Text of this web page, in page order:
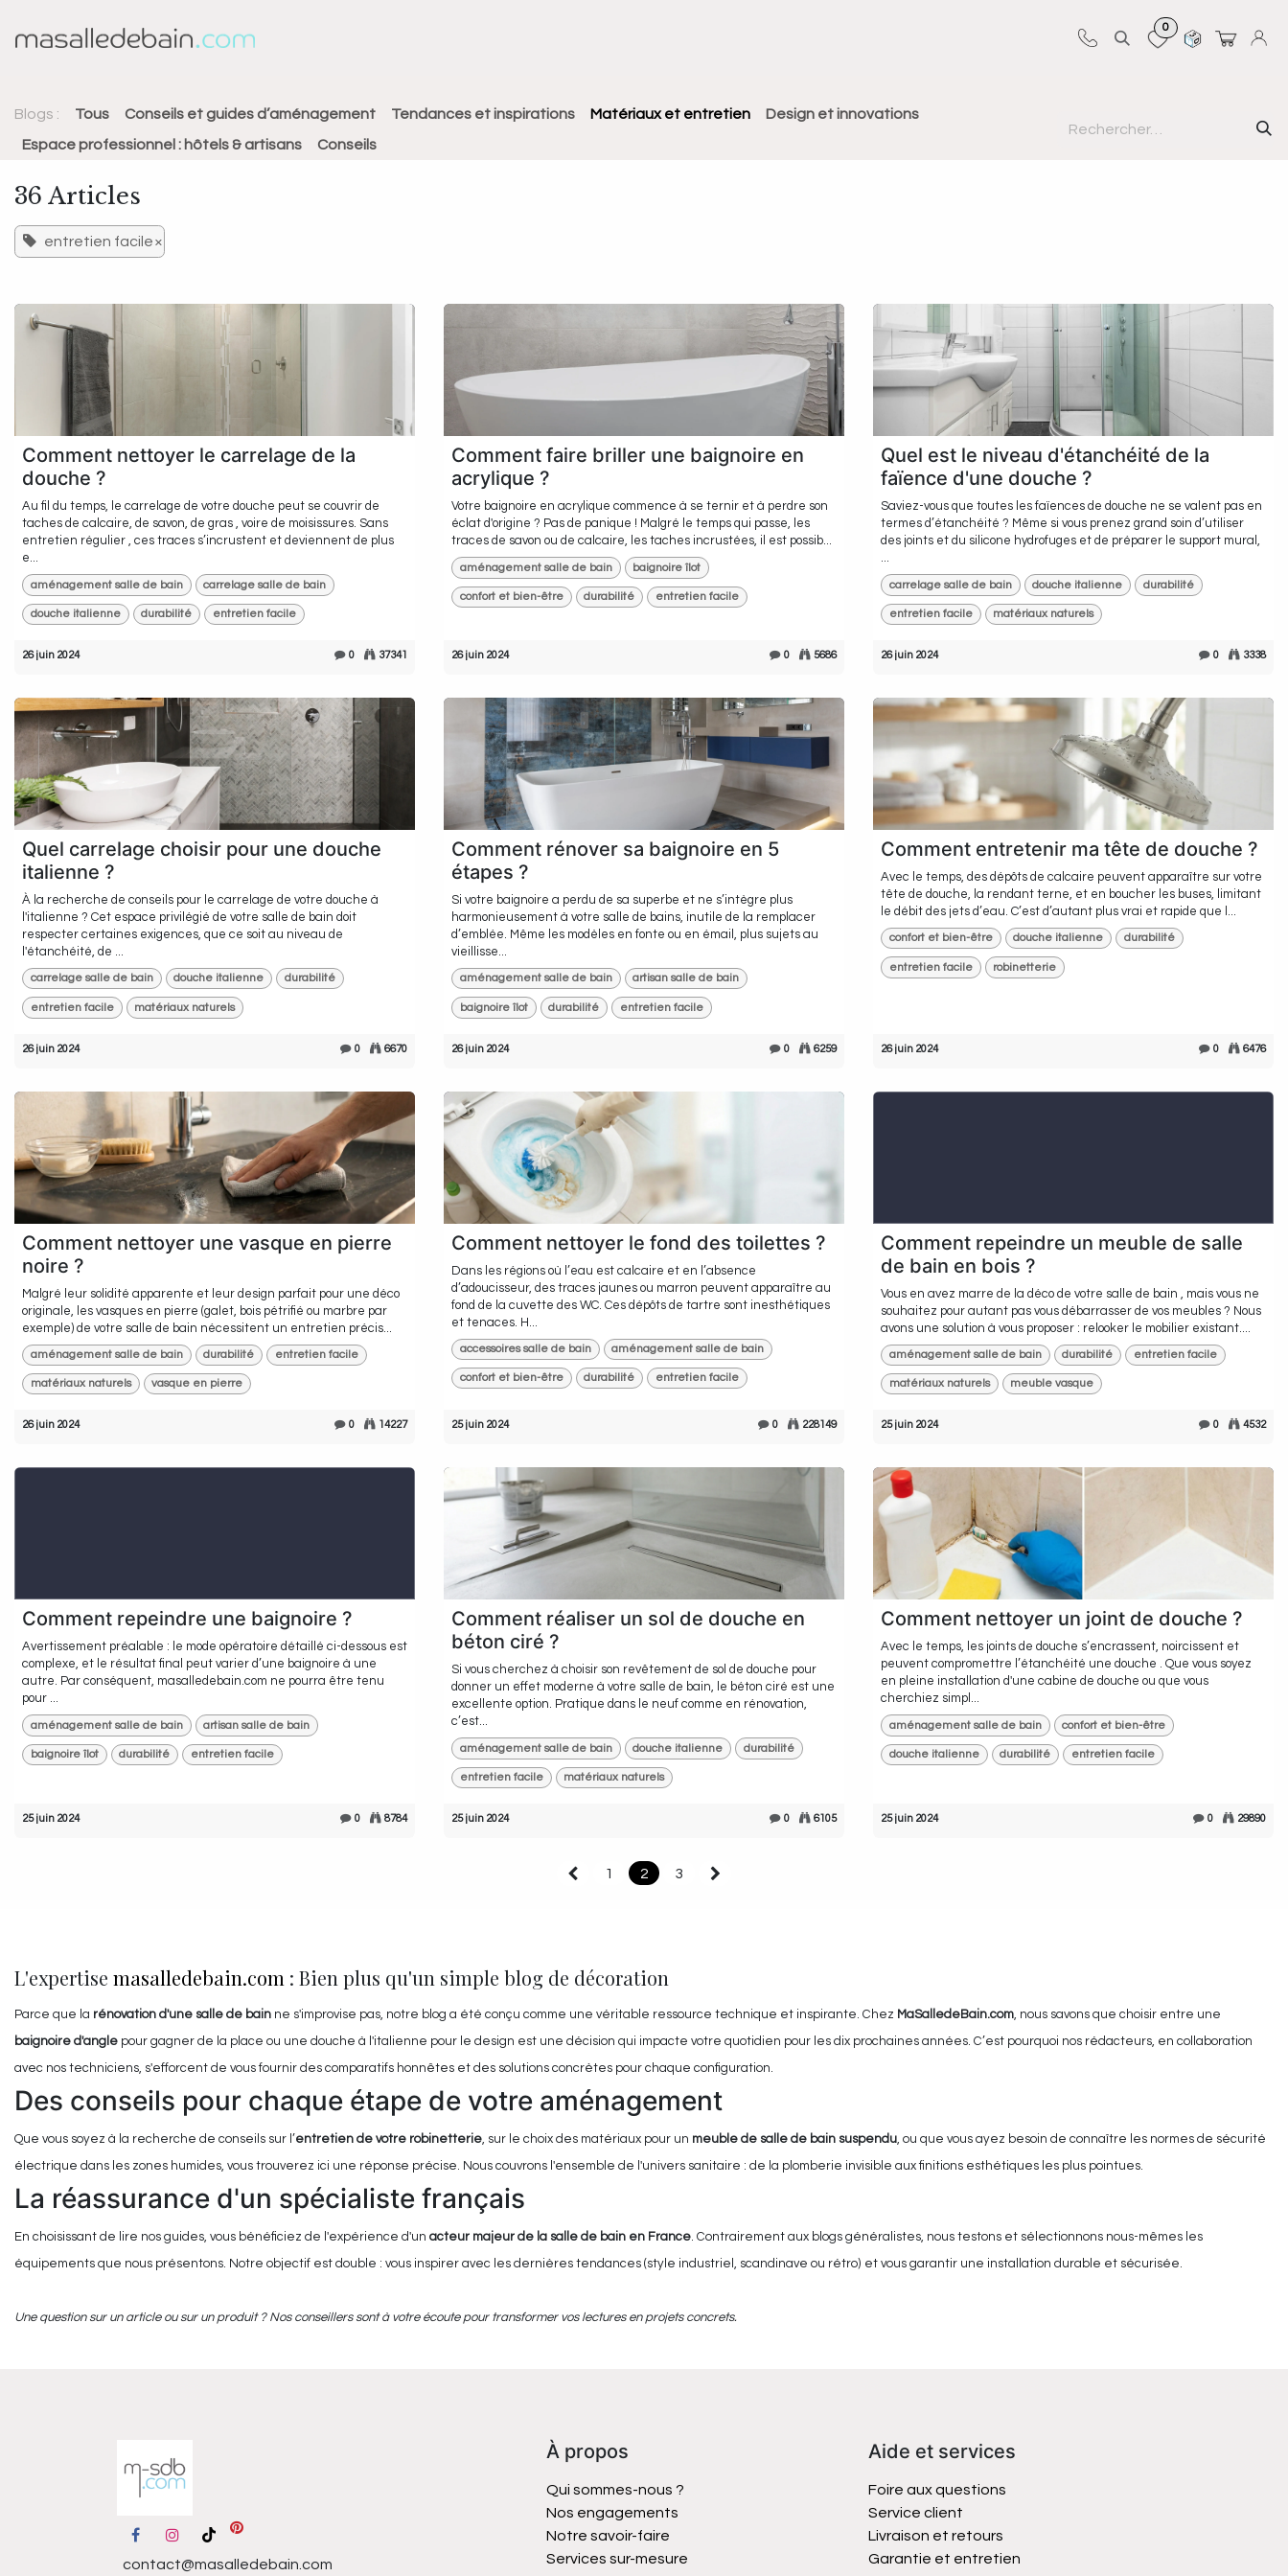
0
Blogs : Tous Conseils et guides d’aménagement Tendances et inspirations Matériaux et entretien
Design et innovations
Espace professionnel : hôtels & artisans
Conseils
36 Articles
entretien facile×
Comment nettoyer le carrelage de la
douche ?
Au fil du temps, le carrelage de votre douche peut se couvrir de
taches de calcaire, de savon, de gras , voire de moisissures. Sans
entretien régulier , ces traces s’incrustent et deviennent de plus
e...
aménagement salle de bain carrelage salle de bain
douche italienne durabilité entretien facile
26 juin 2024 0 37341
Comment faire briller une baignoire en
acrylique ?
Votre baignoire en acrylique commence à se ternir et à perdre son
éclat d'origine ? Pas de panique ! Malgré le temps qui passe, les
traces de savon ou de calcaire, les taches incrustées, il est possib...
aménagement salle de bain baignoire îlot
confort et bien-être durabilité entretien facile
26 juin 2024 0 5686
Quel est le niveau d'étanchéité de la
faïence d'une douche ?
Saviez-vous que toutes les faïences de douche ne se valent pas en
termes d’étanchéité ? Même si vous prenez grand soin d’utiliser
des joints et du silicone hydrofuges et de préparer le support mural,
...
carrelage salle de bain douche italienne durabilité
entretien facile matériaux naturels
26 juin 2024 0 3338
Quel carrelage choisir pour une douche
italienne ?
À la recherche de conseils pour le carrelage de votre douche à
l'italienne ? Cet espace privilégié de votre salle de bain doit
respecter certaines exigences, que ce soit au niveau de
l'étanchéité, de ...
carrelage salle de bain douche italienne durabilité
entretien facile matériaux naturels
26 juin 2024 0 6670
Comment rénover sa baignoire en 5
étapes ?
Si votre baignoire a perdu de sa superbe et ne s’intègre plus
harmonieusement à votre salle de bains, inutile de la remplacer
d’emblée. Même les modèles en fonte ou en émail, plus sujets au
vieillisse...
aménagement salle de bain artisan salle de bain
baignoire îlot durabilité entretien facile
26 juin 2024 0 6259
Comment entretenir ma tête de douche ?
Avec le temps, des dépôts de calcaire peuvent apparaître sur votre
tête de douche, la rendant terne, et en boucher les buses, limitant
le débit des jets d’eau. C’est d’autant plus vrai et rapide que l...
confort et bien-être douche italienne durabilité
entretien facile robinetterie
26 juin 2024 0 6476
Comment nettoyer une vasque en pierre
noire ?
Malgré leur solidité apparente et leur design parfait pour une déco
originale, les vasques en pierre (galet, bois pétrifié ou marbre par
exemple) de votre salle de bain nécessitent un entretien précis...
aménagement salle de bain durabilité entretien facile
matériaux naturels vasque en pierre
26 juin 2024 0 14227
Comment nettoyer le fond des toilettes ?
Dans les régions où l’eau est calcaire et en l’absence
d’adoucisseur, des traces jaunes ou marron peuvent apparaître au
fond de la cuvette des WC. Ces dépôts de tartre sont inesthétiques
et tenaces. H...
accessoires salle de bain aménagement salle de bain
confort et bien-être durabilité entretien facile
25 juin 2024 0 228149
Comment repeindre un meuble de salle
de bain en bois ?
Vous en avez marre de la déco de votre salle de bain , mais vous ne
souhaitez pour autant pas vous débarrasser de vos meubles ? Nous
avons une solution à vous proposer : relooker le mobilier existant....
aménagement salle de bain durabilité entretien facile
matériaux naturels meuble vasque
25 juin 2024 0 4532
Comment repeindre une baignoire ?
Avertissement préalable : le mode opératoire détaillé ci-dessous est
complexe, et le résultat final peut varier d’une baignoire à une
autre. Par conséquent, masalledebain.com ne pourra être tenu
pour ...
aménagement salle de bain artisan salle de bain
baignoire îlot durabilité entretien facile
25 juin 2024 0 8784
Comment réaliser un sol de douche en
béton ciré ?
Si vous cherchez à choisir son revêtement de sol de douche pour
donner un effet moderne à votre salle de bain, le béton ciré est une
excellente option. Pratique dans le neuf comme en rénovation,
c’est...
aménagement salle de bain douche italienne durabilité
entretien facile matériaux naturels
25 juin 2024 0 6105
Comment nettoyer un joint de douche ?
Avec le temps, les joints de douche s’encrassent, noircissent et
peuvent compromettre l’étanchéité une douche . Que vous soyez
en pleine installation d'une cabine de douche ou que vous
cherchiez simpl...
aménagement salle de bain confort et bien-être
douche italienne durabilité entretien facile
25 juin 2024 0 29890
1 2 3
L'expertise masalledebain.com : Bien plus qu'un simple blog de décoration
Parce que la rénovation d'une salle de bain ne s'improvise pas, notre blog a été conçu comme une véritable ressource technique et inspirante. Chez MaSalledeBain.com, nous savons que choisir entre une
baignoire d'angle pour gagner de la place ou une douche à l'italienne pour le design est une décision qui impacte votre quotidien pour les dix prochaines années. C’est pourquoi nos rédacteurs, en collaboration
avec nos techniciens, s'efforcent de vous fournir des comparatifs honnêtes et des solutions concrètes pour chaque configuration.
Des conseils pour chaque étape de votre aménagement
Que vous soyez à la recherche de conseils sur l’entretien de votre robinetterie, sur le choix des matériaux pour un meuble de salle de bain suspendu, ou que vous ayez besoin de connaître les normes de sécurité
électrique dans les zones humides, vous trouverez ici une réponse précise. Nous couvrons l'ensemble de l'univers sanitaire : de la plomberie invisible aux finitions esthétiques les plus pointues.
La réassurance d'un spécialiste français
En choisissant de lire nos guides, vous bénéficiez de l'expérience d'un acteur majeur de la salle de bain en France. Contrairement aux blogs généralistes, nous testons et sélectionnons nous-mêmes les
équipements que nous présentons. Notre objectif est double : vous inspirer avec les dernières tendances (style industriel, scandinave ou rétro) et vous garantir une installation durable et sécurisée.
Une question sur un article ou sur un produit ? Nos conseillers sont à votre écoute pour transformer vos lectures en projets concrets.
contact@masalledebain.com
À propos
Qui sommes-nous ?
Nos engagements
Notre savoir-faire
Services sur-mesure
Aide et services
Foire aux questions
Service client
Livraison et retours
Garantie et entretien